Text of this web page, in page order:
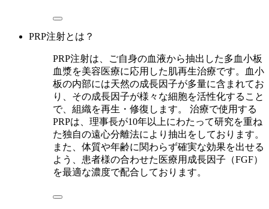
PRP注射とは？
PRP注射は、ご自身の血液から抽出した多血小板
血漿を美容医療に応用した肌再生治療です。血小
板の内部には天然の成長因子が多量に含まれてお
り、その成長因子が様々な細胞を活性化すること
で、組織を再生・修復します。 治療で使用する
PRPは、理事長が10年以上にわたって研究を重ね
た独自の遠心分離法により抽出をしております。
また、体質や年齢に関わらず確実な効果を出せる
よう、患者様の合わせた医療用成長因子（FGF）
を最適な濃度で配合しております。